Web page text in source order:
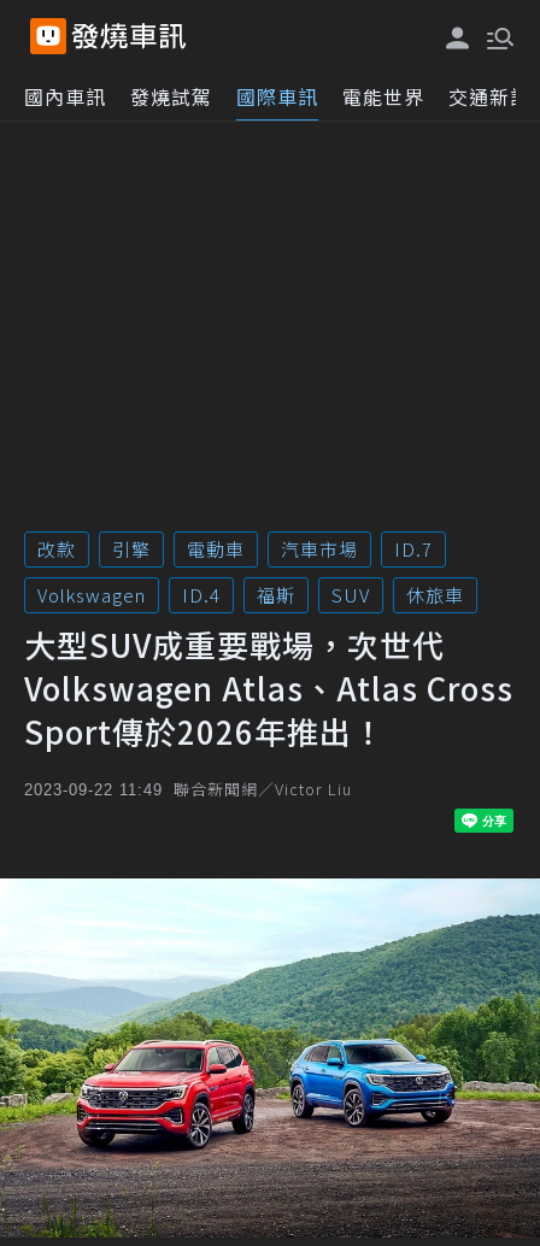
國內車訊 發燒試駕 國際車訊 電能世界 交通新訊
改款 引擎 電動車 汽車市場
ID.7
Volkswagen
ID.4 福斯 SUV 休旅車
大型SUV成重要戰場，次世代
Volkswagen Atlas、Atlas Cross
Sport傳於2026年推出！
2023-09-22 11:49 聯合新聞網／Victor Liu